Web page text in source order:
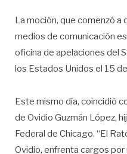
La moción, que comenzó a
medios de comunicación
oficina de apelaciones del
los Estados Unidos el 15
Este mismo día, coincidió
de Ovidio Guzmán López,
Federal de Chicago. “El
Ovidio, enfrenta cargos